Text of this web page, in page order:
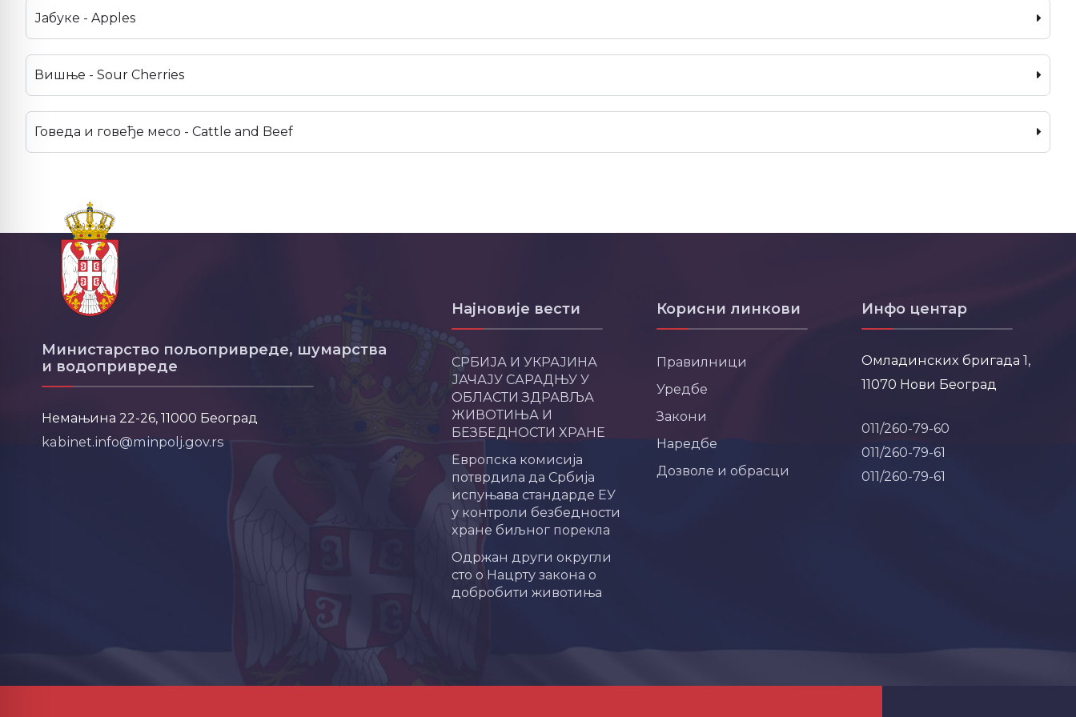
Јабуке - Apples
Вишње - Sour Cherries
Говеда и говеђе месо - Cattle and Beef
Министарство пољопривреде, шумарства
и водопривреде
Немањина 22-26, 11000 Београд
kabinet.info@minpolj.gov.rs
Најновије вести
СРБИЈА И УКРАЈИНА
ЈАЧАЈУ САРАДЊУ У
ОБЛАСТИ ЗДРАВЉА
ЖИВОТИЊА И
БЕЗБЕДНОСТИ ХРАНЕ
Европска комисија
потврдила да Србија
испуњава стандарде ЕУ
у контроли безбедности
хране биљног порекла
Одржан други округли
сто о Нацрту закона о
добробити животиња
Корисни линкови
Правилници
Уредбе
Закони
Наредбе
Дозволе и обрасци
Инфо центар
Омладинских бригада 1,
11070 Нови Београд
011/260-79-60
011/260-79-61
011/260-79-61